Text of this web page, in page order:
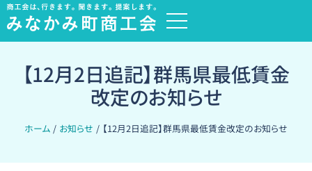
内
容
【12月2日追記】群馬県最低賃金
改定のお知らせ
ホーム お知らせ 【12月2日追記】群馬県最低賃金改定のお知らせ
過
去